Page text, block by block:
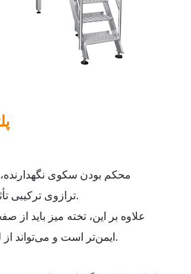
محکم بودن سکوی
ترازوی ترکیبی تأثیری نخواهد گذاشت.
علاوه بر این، تخته میز باید از
ایمن‌تر است و می‌تواند از لغزش جلوگیری کند.